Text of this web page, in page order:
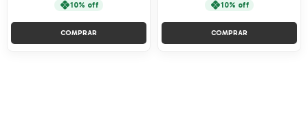
10% off
COMPRAR
10% off
COMPRAR